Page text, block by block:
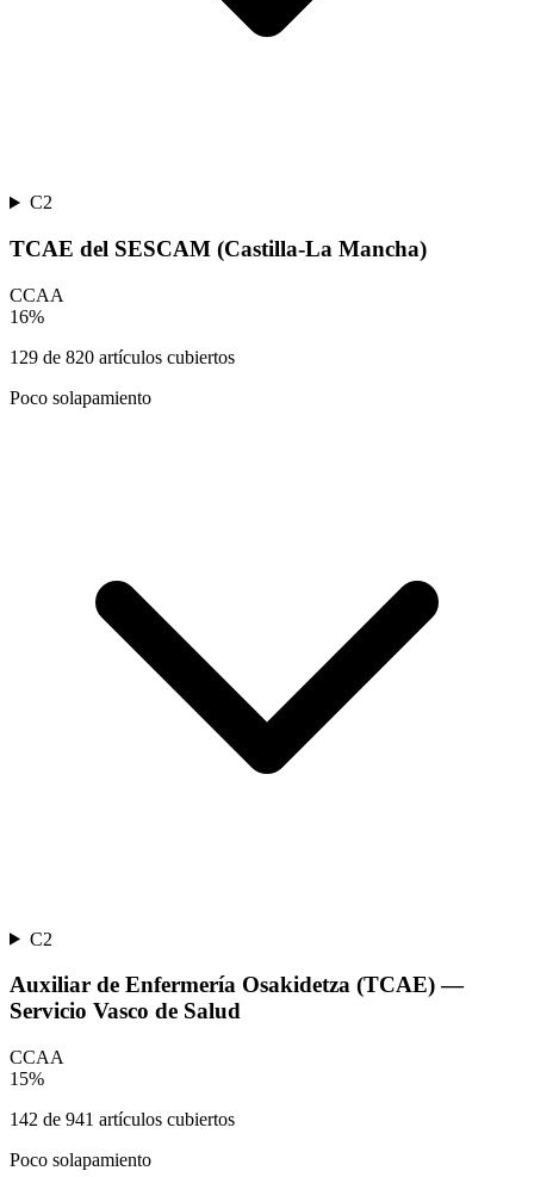
C2
TCAE del SESCAM (Castilla-La Mancha)
CCAA
16%
129 de 820 artículos cubiertos
Poco solapamiento
C2
Auxiliar de Enfermería Osakidetza (TCAE) —
Servicio Vasco de Salud
CCAA
15%
142 de 941 artículos cubiertos
Poco solapamiento